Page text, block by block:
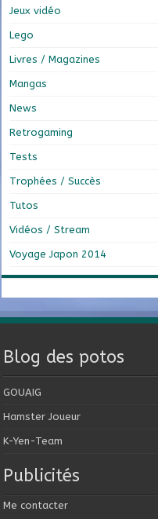
Jeux vidéo
Lego
Livres / Magazines
Mangas
News
Retrogaming
Tests
Trophées / Succès
Tutos
Vidéos / Stream
Voyage Japon 2014
Blog des potos
GOUAIG
Hamster Joueur
K-Yen-Team
Publicités
Me contacter